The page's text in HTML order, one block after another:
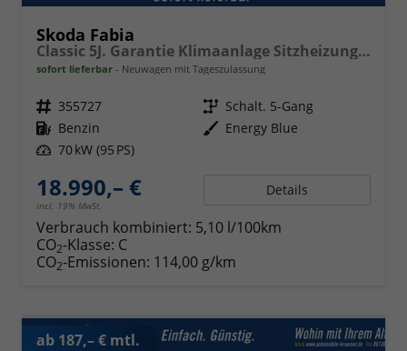
Skoda Fabia
Classic 5J. Garantie Klimaanlage Sitzheizung vorn Virtuelles Cockpit Kamera PDC v+h
sofort lieferbar Neuwagen mit Tageszulassung
Fahrzeugnr. 355727 Getriebe Schalt. 5-Gang
Kraftstoff Benzin Außenfarbe Energy Blue
Leistung 70 kW (95 PS)
18.990,– €
incl. 19% MwSt.
Details
Verbrauch kombiniert: 5,10 l/100km
CO2-Klasse: C
CO2-Emissionen: 114,00 g/km
ab 187,– € mtl.